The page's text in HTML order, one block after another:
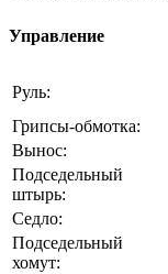
Управление
Руль:
Грипсы-обмотка:
Вынос:
Подседельный
штырь:
Седло:
Подседельный
хомут: